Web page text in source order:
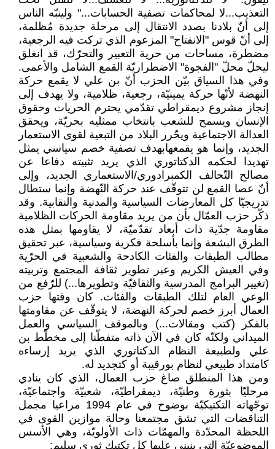
التعذيب...لا لمحاكمات تصفية الحسابات..." ولينبّه الناس
إلى أنّ بلادنا بصدد الانتقال إلى مرحلة جديدة مُظلمة،
إلى أنّ قوس "الانفتاح" المزعوم الذي تركت فيه الرجعية،
مضطرة، مساحات من حرية التعبير والتحرّك، قد انغلق
ليحلّ محلّ "الفجوة" الاضطراريّة القمع الشامل والأعمى.
وفي هذا السياق بيّن الحزب أنّ بن علي لا يقمع حركة
النهضة لأنّها حركة يمينيّة، رجعية، ظلامية، ولا يهدف إلى
إنجاز مشروع ديمقراطي تقدّمي يحترم الحريات وحقوق
الإنسان ويسمح للشعب بانتخاب ممثليه بحريّة، ويحقق
العدالة الاجتماعية ويحّرر البلاد من التبعية لقوى الاستعمار
الجديد، وإنما هو يقمعهابهدف تصفية خصم سياسي يمثل
تهديدا لحكمه الدكتاتوري الذي يريد تثبيته دفاعا عن
مصالح التّحالف الكمبرادوري/الاستعماري الجديد، وإلى
أنّ عصا القمع لن تتوقّف عند حركة النّهضة وإنما ستطال
تدريجيّا كل المعارضات السياسية والمدنية والنقابية. وقد
ذكّر حزب العمّال بأن من يريد مقاومة الحركات الظلامية
مقاومة جدّية ذات أبعاد تقدّميّة، لا يقاومها بمثل هذه
الطرق البشعة وإنما بأسلحة فكرية وسياسية، عبر تحقيق
مطالب الطبقات والفئات الكادحة والشعبية في الحرّية
وفي العيش الكريم وعبر تطوير ثقافة المجتمع وتربيته
(تغيير البرامج المدرسية والثقافيّة وتطويرها...) للرّفع من
الوعي العام لتلك الطبقات والفئات. كان وقتها حزب
العمال أبرز خصم لحركة النهضة، لا يتوقّف عن مقاومتها
بالفكر (كتب ومقالات...) وبالموقف السياسي والعمل
الميداني ولكنّه كان في الآن ذاته متفطّنا إلى مخطّط بن
علي ولطبيعة النظام الدكتاتوري الذي يريد إرساءه
كامتداد طبيعي لنظام بورقيبة أو كتجديد له.
ومن هذا المنطلق صاغ حزب العمال، الذي كان ينادي
مرحليّا بثورة وطنيّة، ديمقراطيّة، شعبيّة واجتماعيّة،
توجّهاته التكتيكيّة بوضوح في عام 1994 مراعيا مجمل
التناقضات التي تشق مجتمعنا وحالة موازين القوى في
اللحظة المحدّدة والمهمّات ذات الأولويّة، وهي الأسس
الموضوعيّة التي ينبني عليها كل تكتيك ثوري سليم: